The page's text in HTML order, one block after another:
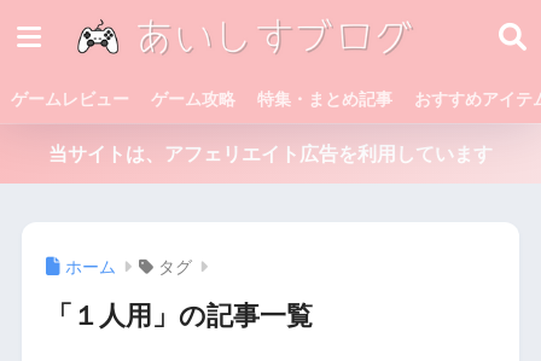
ゲームレビュー ゲーム攻略 特集・まとめ記事 おすすめアイテ
当サイトは、アフェリエイト広告を利用しています
ホーム タグ
「１人用」の記事一覧